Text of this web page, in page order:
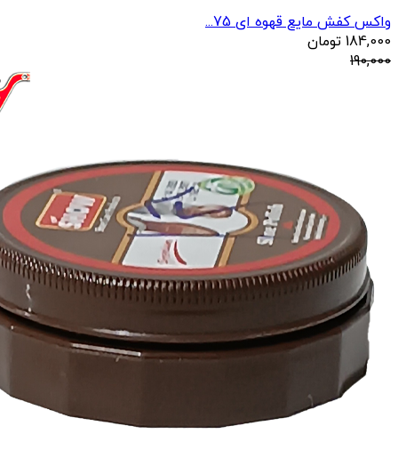
واکس کفش مایع قهوه ای 75...
184,000 تومان
190,000